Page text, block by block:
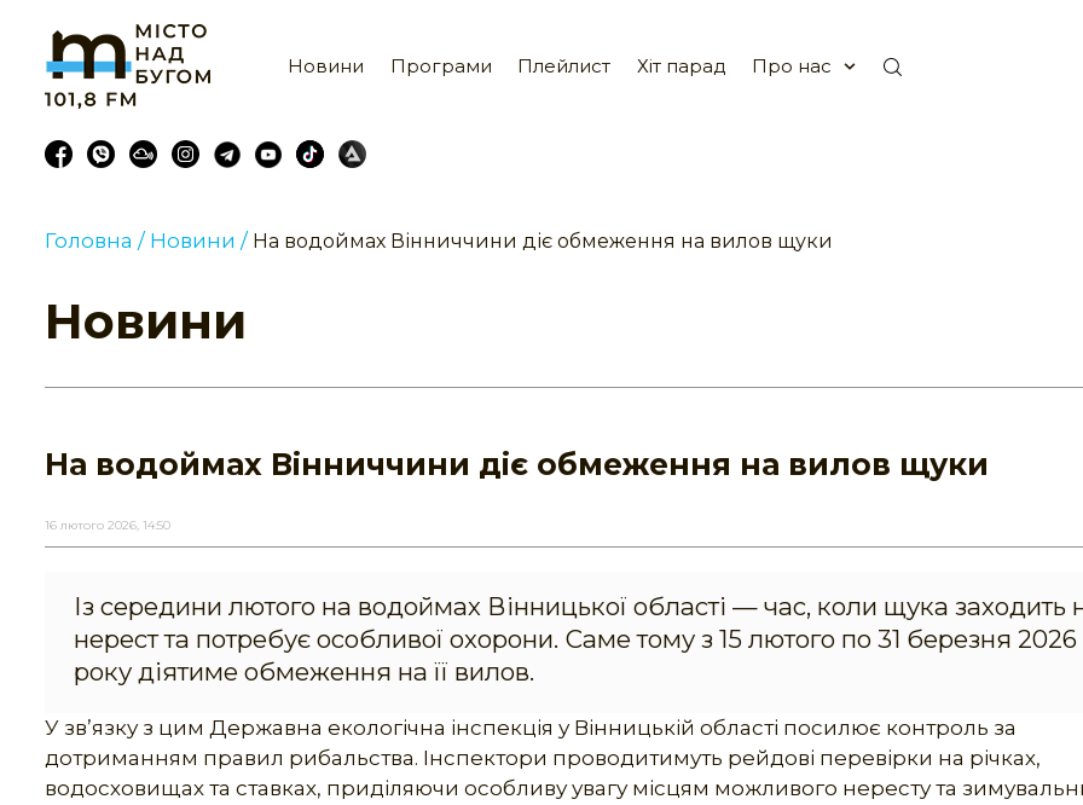
Новини Програми Плейлист Хіт парад Про нас
Головна / Новини / На водоймах Вінниччини діє обмеження на вилов щуки
Новини
На водоймах Вінниччини діє обмеження на вилов щуки
16 лютого 2026, 14:50
Із середини лютого на водоймах Вінницької області — час, коли щука заходить
нерест та потребує особливої охорони. Саме тому з 15 лютого по 31 березня 2026
року діятиме обмеження на її вилов.
У зв’язку з цим Державна екологічна інспекція у Вінницькій області посилює контроль за
дотриманням правил рибальства. Інспектори проводитимуть рейдові перевірки на річках,
водосховищах та ставках, приділяючи особливу увагу місцям можливого нересту та